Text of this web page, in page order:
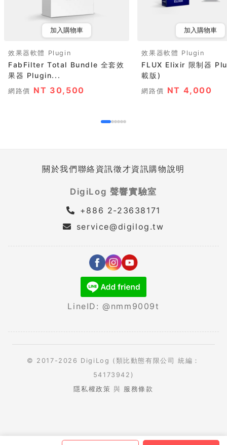
加入購物車
效果器軟體 Plugin
FabFilter Total Bundle 全套效
果器 Plugin...
網路價 NT 30,500
加入購物車
效果器軟體 Plugin
FLUX Elixir 限制器
載版)
網路價 NT 4,000
關於我們聯絡資訊徵才資訊購物說明
DigiLog 聲響實驗室
+886 2-23638171
service@digilog.tw
LineID: @nmm9009t
© 2017-2026 DigiLog (類比動態有限公司 統編：
54173942)
隱私權政策 與 服務條款